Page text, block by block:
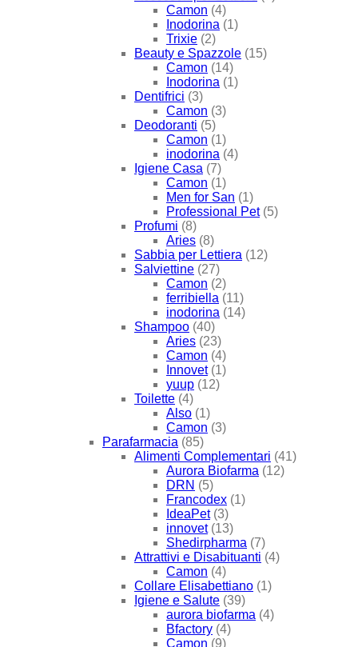
Camon (4)
Inodorina (1)
Trixie (2)
Beauty e Spazzole (15)
Camon (14)
Inodorina (1)
Dentifrici (3)
Camon (3)
Deodoranti (5)
Camon (1)
inodorina (4)
Igiene Casa (7)
Camon (1)
Men for San (1)
Professional Pet (5)
Profumi (8)
Aries (8)
Sabbia per Lettiera (12)
Salviettine (27)
Camon (2)
ferribiella (11)
inodorina (14)
Shampoo (40)
Aries (23)
Camon (4)
Innovet (1)
yuup (12)
Toilette (4)
Also (1)
Camon (3)
Parafarmacia (85)
Alimenti Complementari (41)
Aurora Biofarma (12)
DRN (5)
Francodex (1)
IdeaPet (3)
innovet (13)
Shedirpharma (7)
Attrattivi e Disabituanti (4)
Camon (4)
Collare Elisabettiano (1)
Igiene e Salute (39)
aurora biofarma (4)
Bfactory (4)
Camon (9)